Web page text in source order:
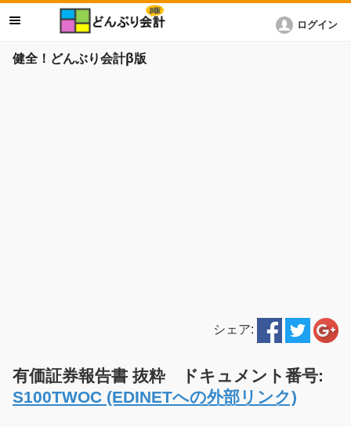
健全！どんぶり会計β版
ログイン
シェア:
有価証券報告書 抜粋 ドキュメント番号:
S100TWOC (EDINETへの外部リンク)